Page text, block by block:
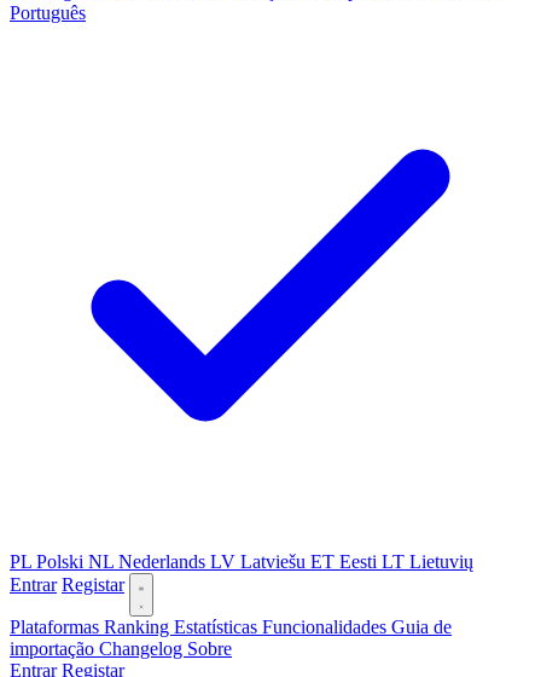
Português
PL Polski NL Nederlands LV Latviešu ET Eesti LT Lietuvių
Entrar Registar
Plataformas Ranking Estatísticas Funcionalidades Guia de
importação Changelog Sobre
Entrar Registar